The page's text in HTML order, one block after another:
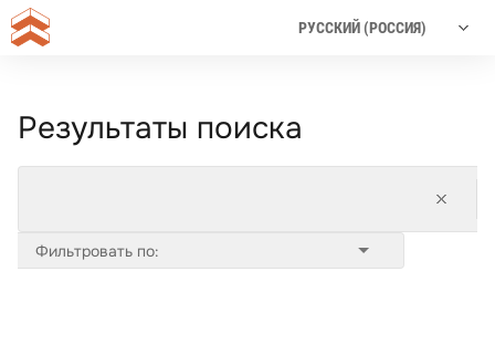
Результаты поиска
Фильтровать по: